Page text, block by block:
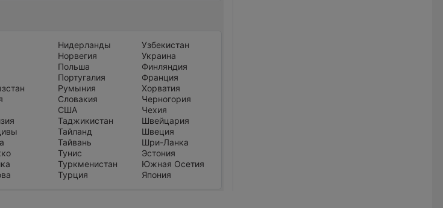
Нидерланды
Норвегия
Польша
Португалия
Румыния
Словакия
США
Таджикистан
Тайланд
Тайвань
Тунис
Туркменистан
Турция
Узбекистан
Украина
Финляндия
Франция
Хорватия
Черногория
Чехия
Швейцария
Швеция
Шри-Ланка
Эстония
Южная Осетия
Япония